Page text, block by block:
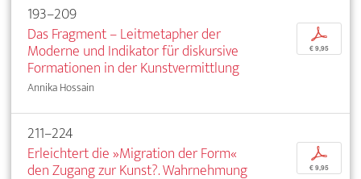
193–209
Das Fragment – Leitmetapher der
Moderne und Indikator für diskursive
Formationen in der Kunstvermittlung
Annika Hossain
p
€ 9,95
211–224
Erleichtert die »Migration der Form«
den Zugang zur Kunst?. Wahrnehmung
p
€ 9,95